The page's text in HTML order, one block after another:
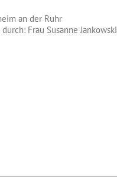
an der Ruhr
Frau Susanne Jankowski